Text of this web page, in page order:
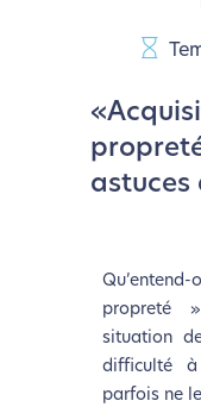
propreté
situation
difficulté
parfois ne